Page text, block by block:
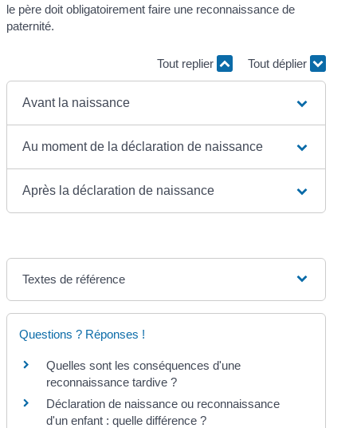
le père doit obligatoirement faire une reconnaissance de
paternité.
Tout replier Tout déplier
Avant la naissance
Au moment de la déclaration de naissance
Après la déclaration de naissance
Textes de référence
Questions ? Réponses !
Quelles sont les conséquences d'une
reconnaissance tardive ?
Déclaration de naissance ou reconnaissance
d'un enfant : quelle différence ?